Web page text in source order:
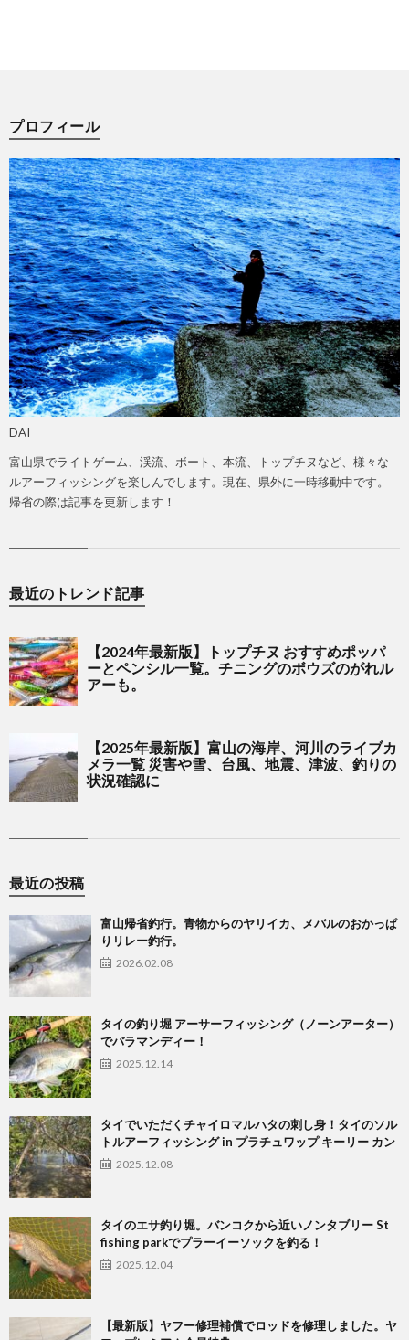
プロフィール
DAI
富山県でライトゲーム、渓流、ボート、本流、トップチヌなど、様々な
ルアーフィッシングを楽しんでします。現在、県外に一時移動中です。
帰省の際は記事を更新します！
最近のトレンド記事
最近の投稿
富山帰省釣行。青物からのヤリイカ、メバルのおかっぱ
りリレー釣行。
2026.02.08
タイの釣り堀 アーサーフィッシング（ノーンアーター）
でバラマンディー！
2025.12.14
タイでいただくチャイロマルハタの刺し身！タイのソル
トルアーフィッシング in プラチュワップ キーリー カン
2025.12.08
タイのエサ釣り堀。バンコクから近いノンタブリー St
fishing parkでプラーイーソックを釣る！
2025.12.04
【最新版】ヤフー修理補償でロッドを修理しました。ヤ